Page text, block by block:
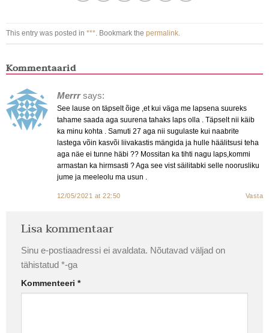
This entry was posted in ***. Bookmark the permalink.
Kommentaarid
Merrr says:
See lause on täpselt õige ,et kui väga me lapsena suureks
tahame saada aga suurena tahaks laps olla . Täpselt nii käib
ka minu kohta . Samuti 27 aga nii sugulaste kui naabrite
lastega võin kasvõi liivakastis mängida ja hulle häälitsusi teha
aga näe ei tunne häbi ?? Mossitan ka tihti nagu laps,kommi
armastan ka hirmsasti ? Aga see vist säilitabki selle noorusliku
jume ja meeleolu ma usun .
12/05/2021 at 22:50 Vasta
Lisa kommentaar
Sinu e-postiaadressi ei avaldata. Nõutavad väljad on
tähistatud *-ga
Kommenteeri *